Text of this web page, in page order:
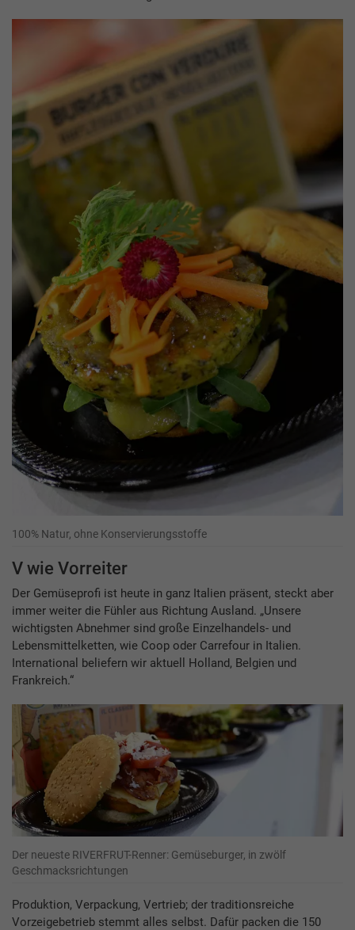
100% Natur, ohne Konservierungsstoffe
V wie Vorreiter
Der Gemüseprofi ist heute in ganz Italien präsent, steckt aber
immer weiter die Fühler aus Richtung Ausland. „Unsere
wichtigsten Abnehmer sind große Einzelhandels- und
Lebensmittelketten, wie Coop oder Carrefour in Italien.
International beliefern wir aktuell Holland, Belgien und
Frankreich.“
Der neueste RIVERFRUT-Renner: Gemüseburger, in zwölf
Geschmacksrichtungen
Produktion, Verpackung, Vertrieb; der traditionsreiche
Vorzeigebetrieb stemmt alles selbst. Dafür packen die 150